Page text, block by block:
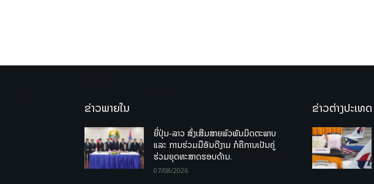
ຂ່າວພາຍໃນ
ຍີ່ປຸ່ນ-ລາວ ສົ່ງເສີມສາຍພົວພັນມິດຕະພາບ
ແລະ ການຮ່ວມມືອັນດີງາມ ກໍຄືການເປັນຄູ່
ຮ່ວມຍຸດທະສາດຮອບດ້ານ.
07/08/2026
ຂ່າວຕ່າງປະເທດ